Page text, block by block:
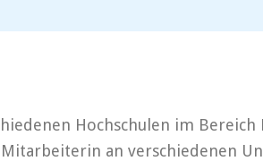
Hochschulen im Bereich
an verschiedenen